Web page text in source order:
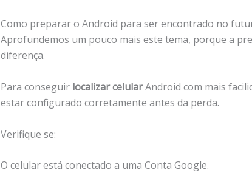
Como preparar o Android para ser encontrado no
Aprofundemos um pouco mais este tema, porque a
diferença.
Para conseguir localizar celularAndroid com mais
estar configurado corretamente antes da perda.
Verifique se:
O celular está conectado a uma Conta Google.